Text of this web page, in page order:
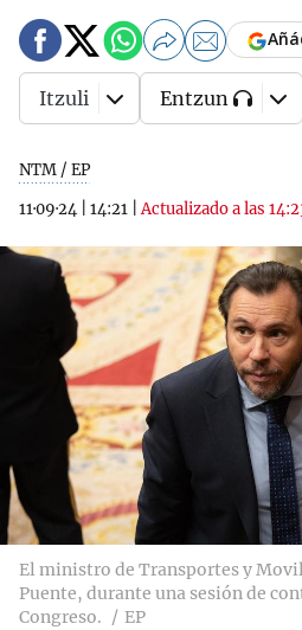
NTM / EP
11·09·24
14:21 |Actualizado a las
Itzuli Entzun
El ministro de Transportes y
Puente, durante una sesión de
Congreso.
EP